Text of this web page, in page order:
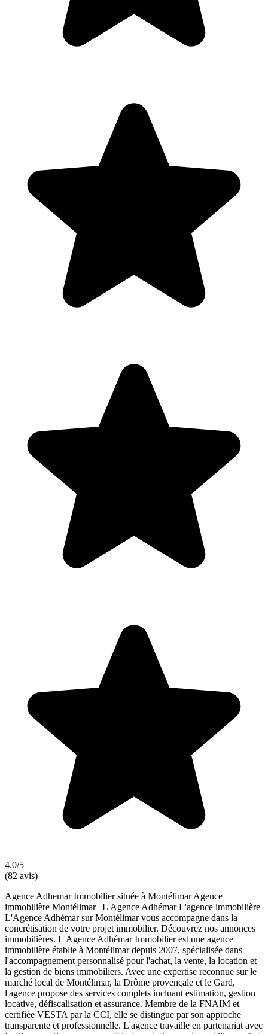
4.0/5
(82 avis)
Agence Adhemar Immobilier située à Montélimar Agence
immobilière Montélimar | L'Agence Adhémar L'agence immobilière
L'Agence Adhémar sur Montélimar vous accompagne dans la
concrétisation de votre projet immobilier. Découvrez nos annonces
immobilières. L'Agence Adhémar Immobilier est une agence
immobilière établie à Montélimar depuis 2007, spécialisée dans
l'accompagnement personnalisé pour l'achat, la vente, la location et
la gestion de biens immobiliers. Avec une expertise reconnue sur le
marché local de Montélimar, la Drôme provençale et le Gard,
l'agence propose des services complets incluant estimation, gestion
locative, défiscalisation et assurance. Membre de la FNAIM et
certifiée VESTA par la CCI, elle se distingue par son approche
transparente et professionnelle. L'agence travaille en partenariat avec